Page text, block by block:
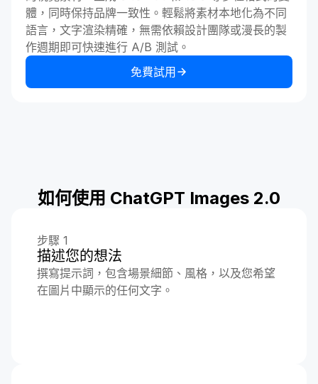
體，同時保持品牌一致性。輕鬆將素材本地化為不同
語言，文字渲染精確，無需依賴設計團隊或漫長的製
作週期即可快速進行 A/B 測試。
免費試用
如何使用 ChatGPT Images 2.0
步驟 1
描述您的想法
撰寫提示詞，包含場景細節、風格，以及您希望
在圖片中顯示的任何文字。